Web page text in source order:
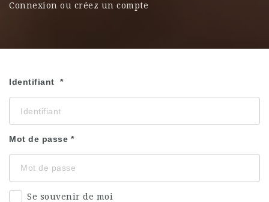
Connexion ou créez un compte
Identifiant
Mot de passe
Se souvenir de moi